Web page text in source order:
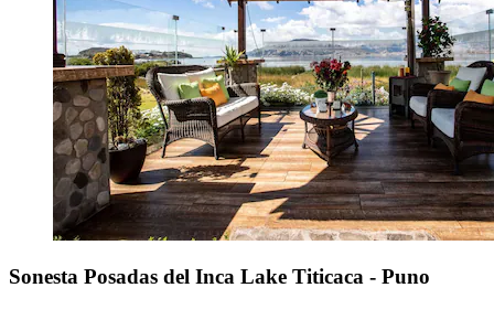
Sonesta Posadas del Inca Lake Titicaca - Puno